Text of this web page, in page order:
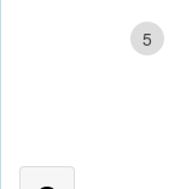
5